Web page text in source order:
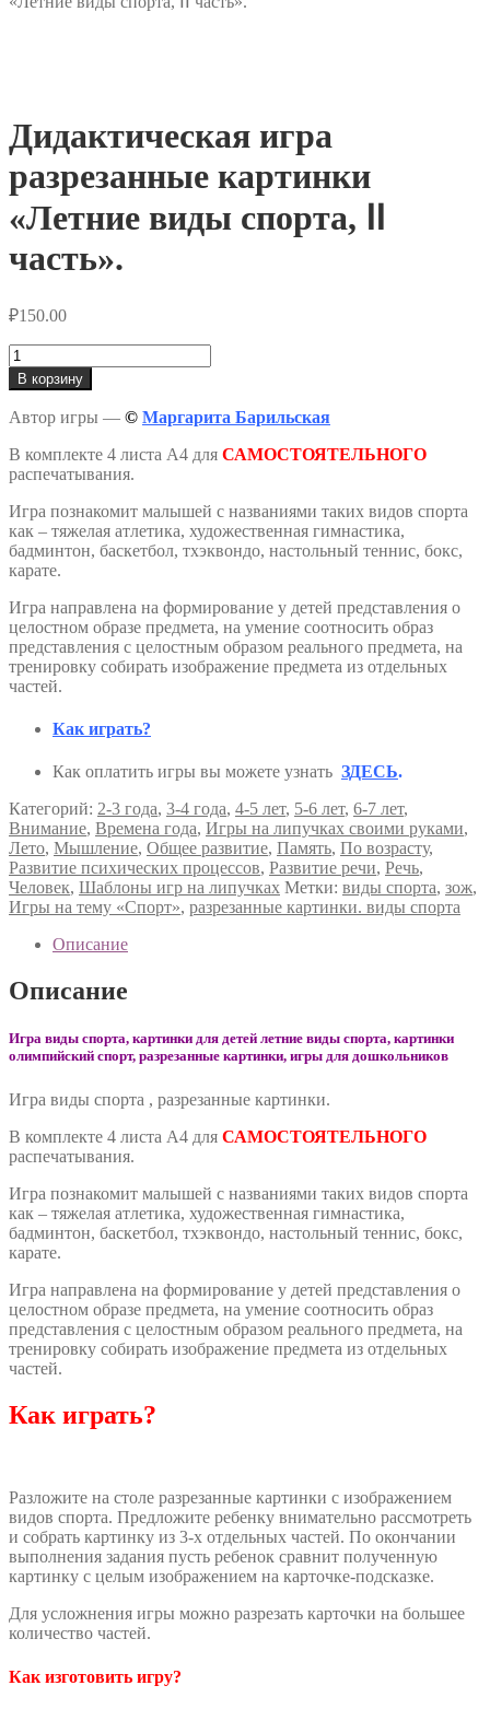
Дидактическая игра
разрезанные картинки
«Летние виды спорта, ⅠⅠ
часть».
₽150.00
Количество
товара
Дидактическая
игра
разрезанные
картинки
«Летние
спорта,
ⅠⅠ
часть».
В корзину
Автор игры — © Маргарита Барильская
В комплекте 4 листа А4 для САМОСТОЯТЕЛЬНОГО
распечатывания.
Игра познакомит малышей с названиями таких видов спорта
как – тяжелая атлетика, художественная гимнастика,
бадминтон, баскетбол, тхэквондо, настольный теннис, бокс,
карате.
Игра направлена на формирование у детей представления о
целостном образе предмета, на умение соотносить образ
представления с целостным образом реального предмета, на
тренировку собирать изображение предмета из отдельных
частей.
Как играть?
Как оплатить игры вы можете узнать ЗДЕСЬ.
Категорий: 2-3 года, 3-4 года, 4-5 лет, 5-6 лет, 6-7 лет,
Внимание, Времена года, Игры на липучках своими руками,
Лето, Мышление, Общее развитие, Память, По возрасту,
Развитие психических процессов, Развитие речи, Речь,
Человек, Шаблоны игр на липучках Метки: виды спорта, зож,
Игры на тему «Спорт», разрезанные картинки. виды спорта
Описание
Описание
Игра виды спорта, картинки для детей летние виды спорта, картинки
олимпийский спорт, разрезанные картинки, игры для дошкольников
Игра виды спорта , разрезанные картинки.
В комплекте 4 листа А4 для САМОСТОЯТЕЛЬНОГО
распечатывания.
Игра познакомит малышей с названиями таких видов спорта
как – тяжелая атлетика, художественная гимнастика,
бадминтон, баскетбол, тхэквондо, настольный теннис, бокс,
карате.
Игра направлена на формирование у детей представления о
целостном образе предмета, на умение соотносить образ
представления с целостным образом реального предмета, на
тренировку собирать изображение предмета из отдельных
частей.
Как играть?
Разложите на столе разрезанные картинки с изображением
видов спорта. Предложите ребенку внимательно рассмотреть
и собрать картинку из 3-х отдельных частей. По окончании
выполнения задания пусть ребенок сравнит полученную
картинку с целым изображением на карточке-подсказке.
Для усложнения игры можно разрезать карточки на большее
количество частей.
Как изготовить игру?